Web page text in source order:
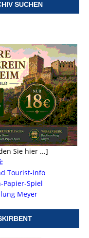
SUCHEN
Sie hier ...]
Tourist-Info
Papier-Spiel
Meyer